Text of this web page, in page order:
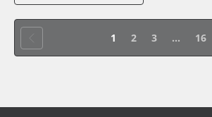
1 2 3 ... 16